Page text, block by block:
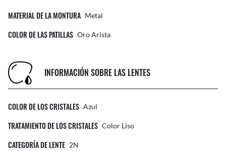
MATERIAL DE LA MONTURA Metal
COLOR DE LAS PATILLAS Oro Arista
INFORMACIÓN SOBRE LAS LENTES
COLOR DE LOS CRISTALES Azul
TRATAMIENTO DE LOS CRISTALES Color Liso
CATEGORÍA DE LENTE 2N